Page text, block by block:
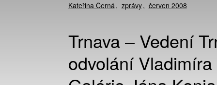
Kateřina Černá zprávy červen 2008
Trnava – Vedení
odvolání